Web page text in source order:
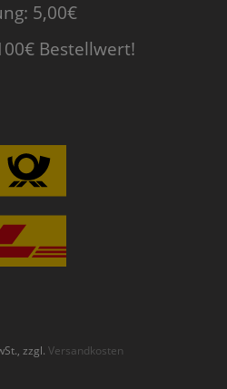
5,00€
Bestellwert!
zzgl. Versandkosten